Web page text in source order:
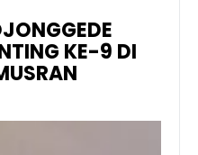
KE-9 DI